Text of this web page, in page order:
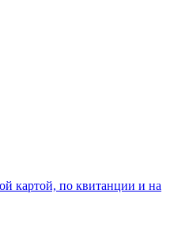
картой, по квитанции и на